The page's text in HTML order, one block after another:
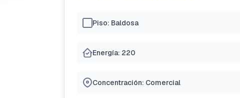
Piso: Baldosa
Energía: 220
Concentración: Comercial